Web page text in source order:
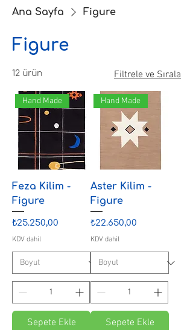
Ana Sayfa Figure
Figure
12 ürün Filtrele ve Sırala
Hand Made
Feza Kilim -
Figure
Fiyat
₺25.250,00
KDV dahil
Sepete Ekle
Hand Made
Aster Kilim -
Figure
Fiyat
₺22.650,00
KDV dahil
Sepete Ekle